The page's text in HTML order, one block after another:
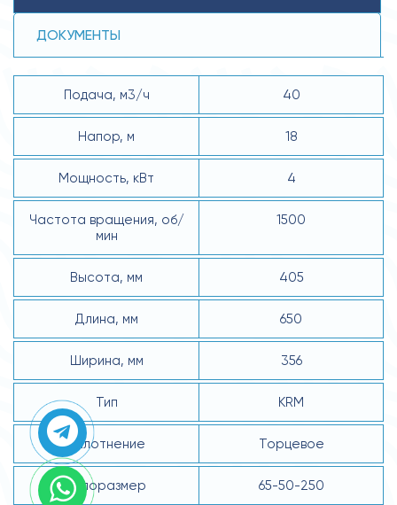
ДОКУМЕНТЫ
Подача, м3/ч 40
Напор, м 18
Мощность, кВт 4
Частота вращения, об/
мин
1500
Высота, мм 405
Длина, мм 650
Ширина, мм 356
Тип KRM
Уплотнение Торцевое
Типоразмер 65-50-250